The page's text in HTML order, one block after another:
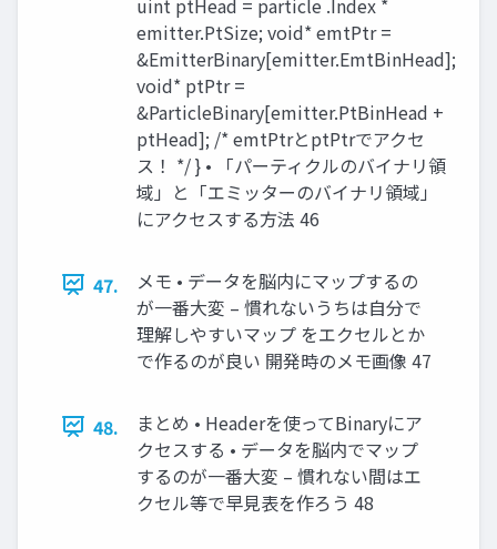
emitter.PtSize; void* emtPtr =
&EmitterBinary[emitter.EmtBinHead];
void* ptPtr =
&ParticleBinary[emitter.PtBinHead +
ptHead]; /* emtPtrとptPtrでアクセ
ス！ */ } • 「パーティクルのバイナリ領
域」と「エミッターのバイナリ領域」
にアクセスする方法 46
47.
メモ • データを脳内にマップするの
が一番大変 – 慣れないうちは自分で
理解しやすいマップ をエクセルとか
で作るのが良い 開発時のメモ画像 47
48.
まとめ • Headerを使ってBinaryにア
クセスする • データを脳内でマップ
するのが一番大変 – 慣れない間はエ
クセル等で早見表を作ろう 48